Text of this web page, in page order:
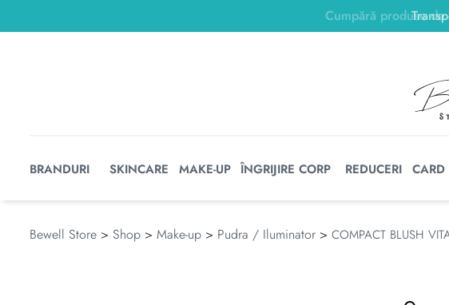
BRANDURI SKINCARE MAKE-UP ÎNGRIJIRE CORP REDUCERI
Bewell Store > Shop > Make-up > Pudra / Iluminator > COMPACT BLUSH